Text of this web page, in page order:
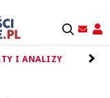
I ANALIZY